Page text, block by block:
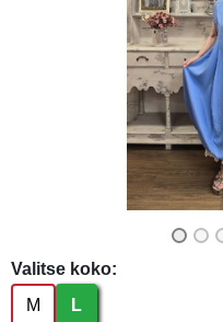
Valitse koko:
M
L